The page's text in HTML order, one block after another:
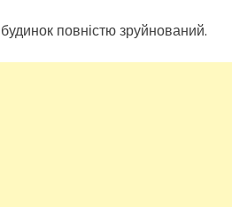
повністю зруйнований.